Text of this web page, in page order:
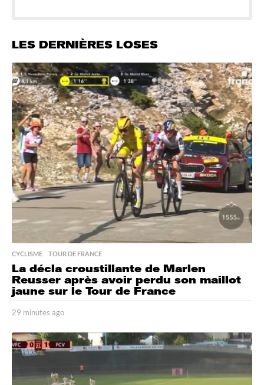
LES DERNIÈRES LOSES
CYCLISME ,TOUR DE FRANCE
La décla croustillante de Marlen
Reusser après avoir perdu son maillot
jaune sur le Tour de France
29 minutes ago
m
i
t